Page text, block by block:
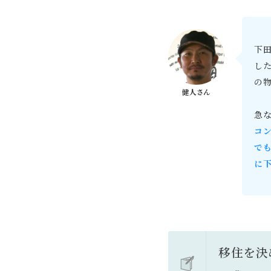
下
し
の
急
コ
で
に
移住を